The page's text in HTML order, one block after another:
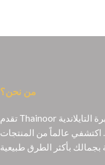
من نحن؟
تقدم Thainoor منتجات تجميل أصلية مستوحاة من الخبرة التايلاندية
عالماً من المنتجات